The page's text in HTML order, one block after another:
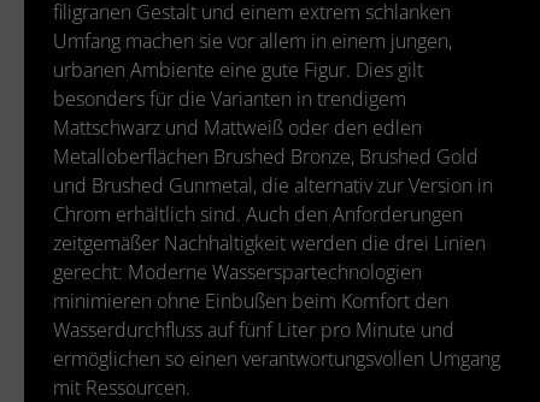
filigranen Gestalt und einem extrem schlanken
Umfang machen sie vor allem in einem jungen,
urbanen Ambiente eine gute Figur. Dies gilt
besonders für die Varianten in trendigem
Mattschwarz und Mattweiß oder den edlen
Metalloberflächen Brushed Bronze, Brushed Gold
und Brushed Gunmetal, die alternativ zur Version in
Chrom erhältlich sind. Auch den Anforderungen
zeitgemäßer Nachhaltigkeit werden die drei Linien
gerecht: Moderne Wasserspartechnologien
minimieren ohne Einbußen beim Komfort den
Wasserdurchfluss auf fünf Liter pro Minute und
ermöglichen so einen verantwortungsvollen Umgang
mit Ressourcen.